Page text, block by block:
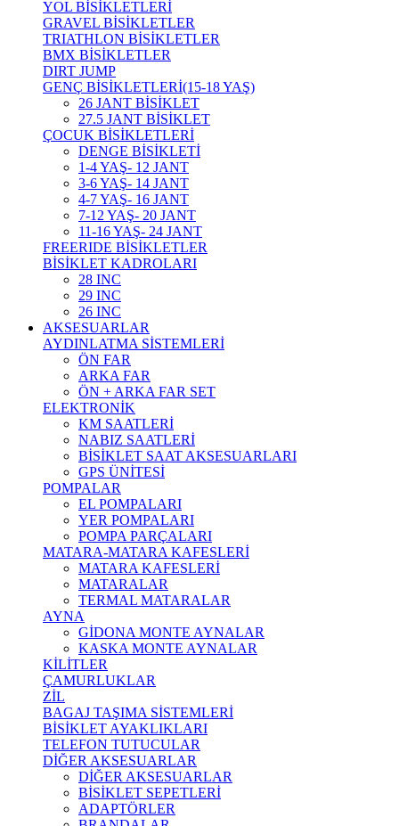
YOL BİSİKLETLERİ
GRAVEL BİSİKLETLER
TRIATHLON BİSİKLETLER
BMX BİSİKLETLER
DIRT JUMP
GENÇ BİSİKLETLERİ(15-18 YAŞ)
26 JANT BİSİKLET
27.5 JANT BİSİKLET
ÇOCUK BİSİKLETLERİ
DENGE BİSİKLETİ
1-4 YAŞ- 12 JANT
3-6 YAŞ- 14 JANT
4-7 YAŞ- 16 JANT
7-12 YAŞ- 20 JANT
11-16 YAŞ- 24 JANT
FREERIDE BİSİKLETLER
BİSİKLET KADROLARI
28 INC
29 INC
26 INC
AKSESUARLAR
AYDINLATMA SİSTEMLERİ
ÖN FAR
ARKA FAR
ÖN + ARKA FAR SET
ELEKTRONİK
KM SAATLERİ
NABIZ SAATLERİ
BİSİKLET SAAT AKSESUARLARI
GPS ÜNİTESİ
POMPALAR
EL POMPALARI
YER POMPALARI
POMPA PARÇALARI
MATARA-MATARA KAFESLERİ
MATARA KAFESLERİ
MATARALAR
TERMAL MATARALAR
AYNA
GİDONA MONTE AYNALAR
KASKA MONTE AYNALAR
KİLİTLER
ÇAMURLUKLAR
ZİL
BAGAJ TAŞIMA SİSTEMLERİ
BİSİKLET AYAKLIKLARI
TELEFON TUTUCULAR
DİĞER AKSESUARLAR
DİĞER AKSESUARLAR
BİSİKLET SEPETLERİ
ADAPTÖRLER